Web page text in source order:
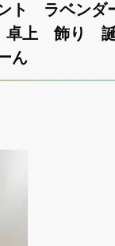
ント ラベ
卓上 飾り
ん